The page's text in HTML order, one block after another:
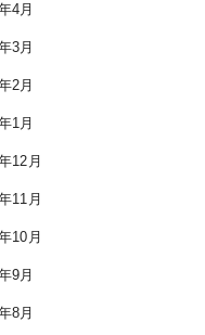
4月
3月
2月
1月
12月
11月
10月
9月
8月